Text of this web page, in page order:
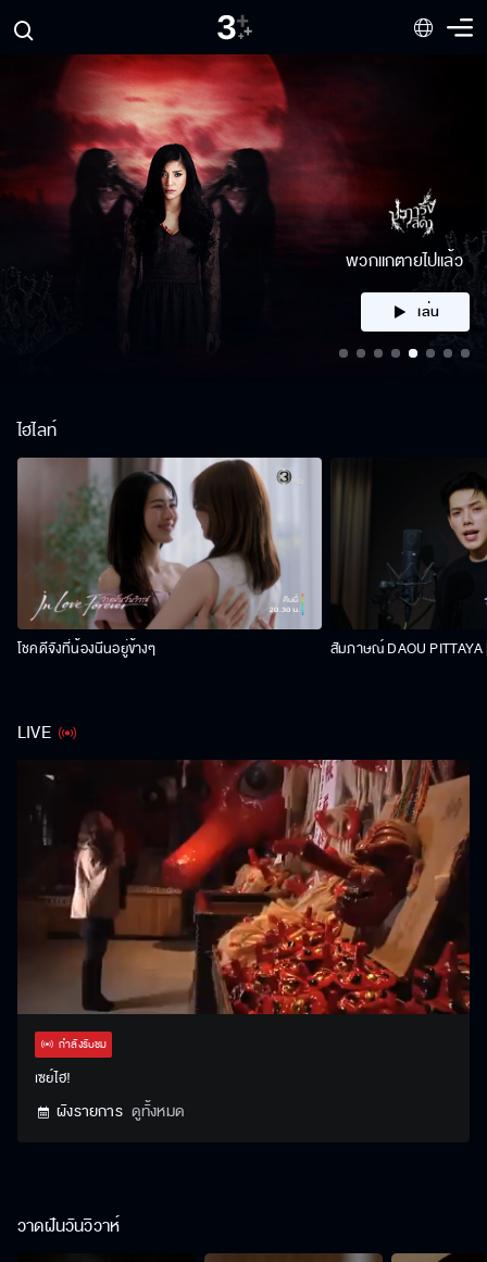
คลิก
ไฮไลท์
โชคดีจังที่น้องนีนอยู่ข้างๆ สัมภาษณ์ DAOU PITTAYA
LIVE
UnmuteStream Settings
กำลังรับชม
เซย์ไฮ!
ผังรายการ ดูทั้งหมด
วาดฝันวันวิวาห์